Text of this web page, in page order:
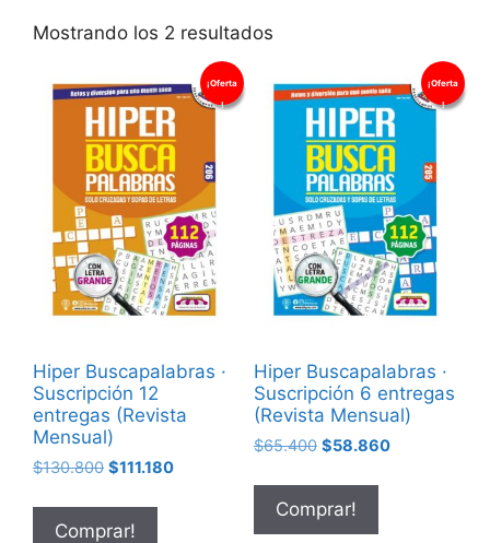
Mostrando los 2 resultados
¡Oferta
!
Hiper Buscapalabras ·
Suscripción 12
entregas (Revista
Mensual)
$130.800 $111.180
Comprar!
¡Oferta
!
Hiper Buscapalabras ·
Suscripción 6 entregas
(Revista Mensual)
$65.400 $58.860
Comprar!